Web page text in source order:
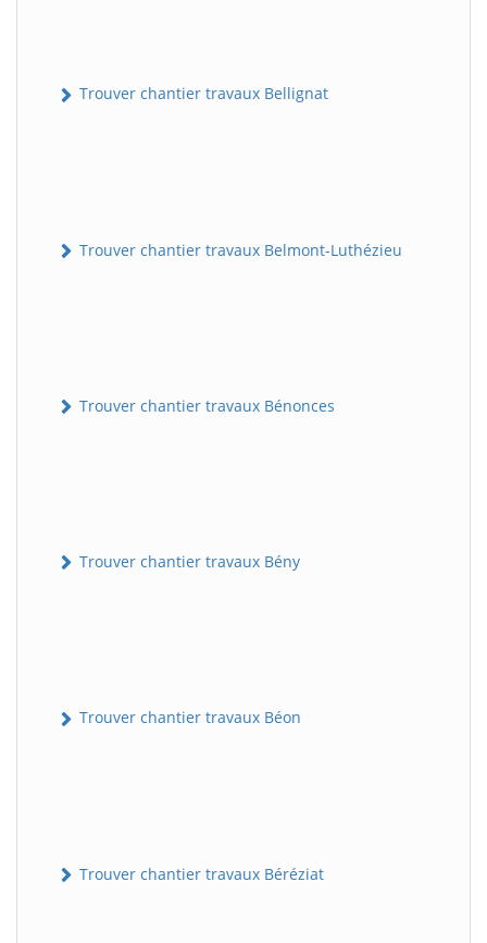
Trouver chantier travaux Bellignat
Trouver chantier travaux Belmont-Luthézieu
Trouver chantier travaux Bénonces
Trouver chantier travaux Bény
Trouver chantier travaux Béon
Trouver chantier travaux Béréziat